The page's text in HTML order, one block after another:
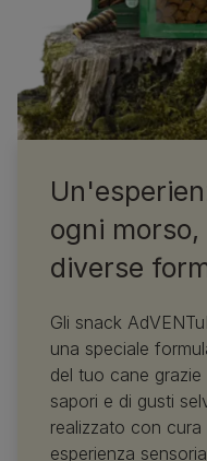
ogni
diverse
Gli snack
una speciale
del tuo cane
sapori e di gusti
realizzato con
esperienza